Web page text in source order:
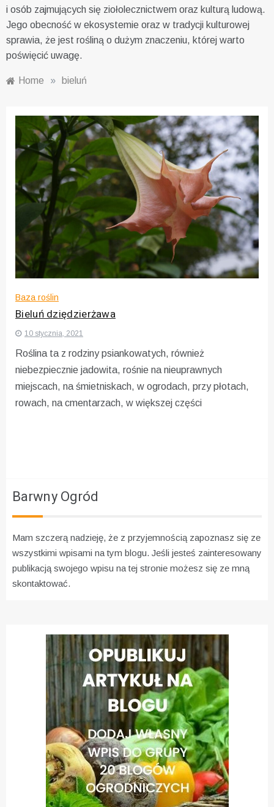
i osób zajmujących się ziołolecznictwem oraz kulturą ludową.
Jego obecność w ekosystemie oraz w tradycji kulturowej
sprawia, że jest rośliną o dużym znaczeniu, której warto
poświęcić uwagę.
Home » bieluń
Baza roślin
Bieluń dziędzierżawa
10 stycznia, 2021
Roślina ta z rodziny psiankowatych, również
niebezpiecznie jadowita, rośnie na nieuprawnych
miejscach, na śmietniskach, w ogrodach, przy płotach,
rowach, na cmentarzach, w większej części
Barwny Ogród
Mam szczerą nadzieję, że z przyjemnością zapoznasz się ze
wszystkimi wpisami na tym blogu. Jeśli jesteś zainteresowany
publikacją swojego wpisu na tej stronie możesz się ze mną
skontaktować.